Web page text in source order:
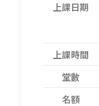
上課日期
上課時間
堂數
名額